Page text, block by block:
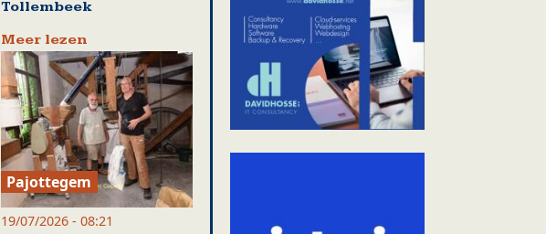
Tollembeek
Meer lezen
Pajottegem
19/07/2026 - 08:21